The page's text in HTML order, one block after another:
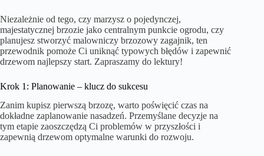
Niezależnie od tego, czy marzysz o pojedynczej,
majestatycznej brzozie jako centralnym punkcie ogrodu, czy
planujesz stworzyć malowniczy brzozowy zagajnik, ten
przewodnik pomoże Ci uniknąć typowych błędów i zapewnić
drzewom najlepszy start. Zapraszamy do lektury!
Krok 1: Planowanie – klucz do sukcesu
Zanim kupisz pierwszą brzozę, warto poświęcić czas na
dokładne zaplanowanie nasadzeń. Przemyślane decyzje na
tym etapie zaoszczędzą Ci problemów w przyszłości i
zapewnią drzewom optymalne warunki do rozwoju.